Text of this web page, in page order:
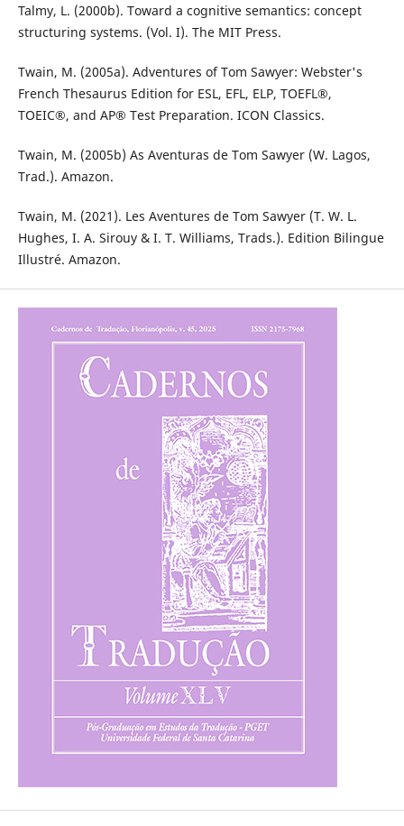
Talmy, L. (2000b). Toward a cognitive semantics: concept
structuring systems. (Vol. I). The MIT Press.
Twain, M. (2005a). Adventures of Tom Sawyer: Webster's
French Thesaurus Edition for ESL, EFL, ELP, TOEFL®,
TOEIC®, and AP® Test Preparation. ICON Classics.
Twain, M. (2005b) As Aventuras de Tom Sawyer (W. Lagos,
Trad.). Amazon.
Twain, M. (2021). Les Aventures de Tom Sawyer (T. W. L.
Hughes, I. A. Sirouy & I. T. Williams, Trads.). Edition Bilingue
Illustré. Amazon.